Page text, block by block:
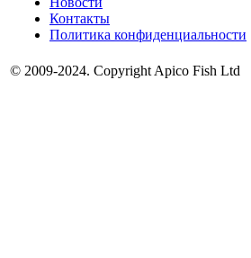
Контакты
Политика конфиденциальности
© 2009-2024. Copyright Apico Fish Ltd